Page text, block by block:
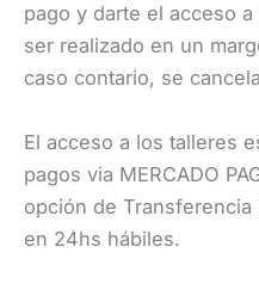
pago y darte el acceso
ser realizado en un
caso contario, se
El acceso a los talleres
pagos via MERCADO
opción de Transferencia
en 24hs hábiles.